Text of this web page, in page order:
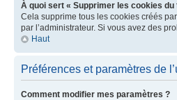
À quoi sert « Supprimer les cookies du
Cela supprime tous les cookies créés
par l’administrateur. Si vous avez des
Haut
Préférences et paramètres de
Comment modifier mes paramètres ?